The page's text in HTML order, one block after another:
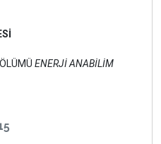
ENERJİ ANABİLİM